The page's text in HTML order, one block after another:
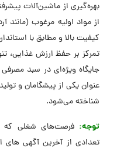
بهره‌گیری از ماشین‌آلات
از مواد اولیه مرغوب (مانند
کیفیت بالا و مطابق با
تمرکز بر حفظ ارزش غذایی،
جایگاه ویژه‌ای در سبد
عنوان یکی از پیشگامان و
شناخته می‌شود.
توجه: فرصت‌های شغلی که
تعدادی از آخرین آگهی های